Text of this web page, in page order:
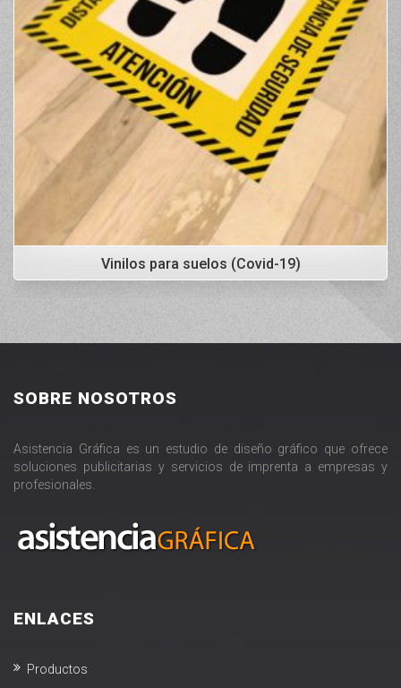
Vinilos para suelos (Covid-19)
SOBRE NOSOTROS
Asistencia Gráfica es un estudio de diseño gráfico que ofrece
soluciones publicitarias y servicios de imprenta a empresas y
profesionales.
ENLACES
Productos